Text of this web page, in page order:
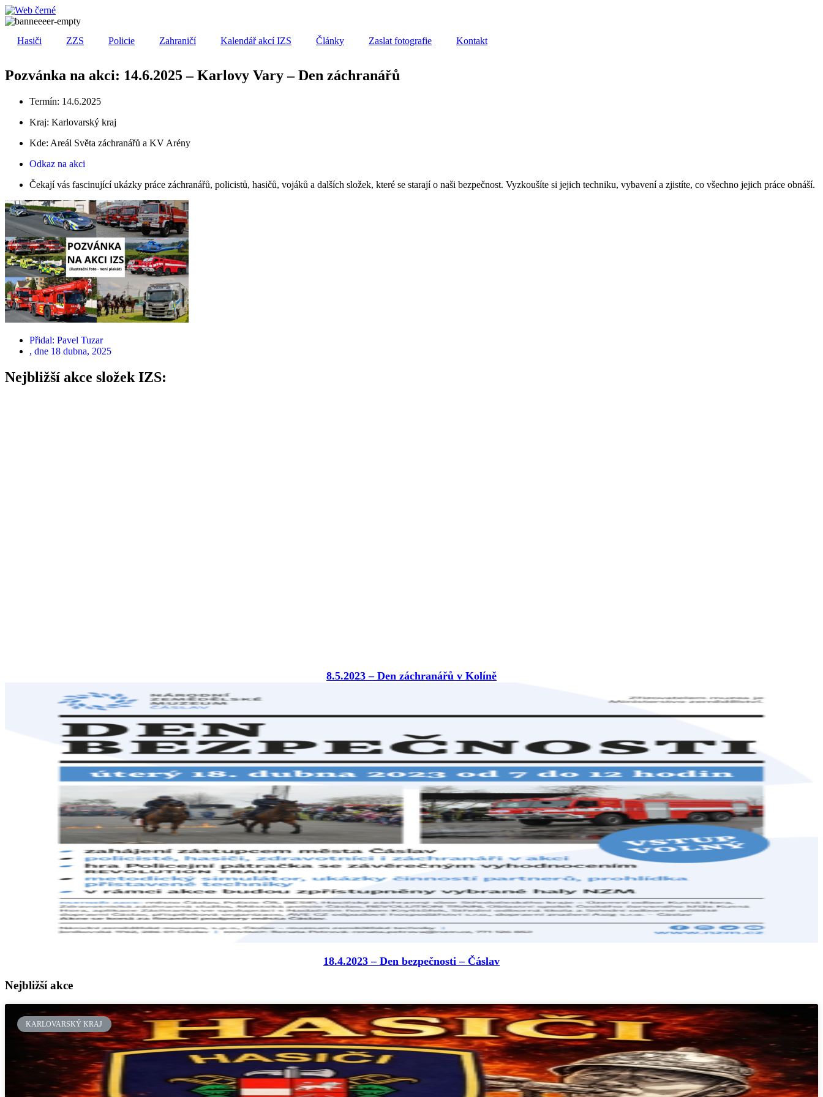
Přejít
k
Hasiči
ZZS Policie Zahraničí Kalendář akcí IZS Články Zaslat fotografie Kontakt
Pozvánka na akci: 14.6.2025 – Karlovy Vary – Den záchranářů
Termín: 14.6.2025
Kraj: Karlovarský kraj
Kde: Areál Světa záchranářů a KV Arény
Odkaz na akci
Čekají vás fascinující ukázky práce záchranářů, policistů, hasičů, vojáků a dalších složek, které se starají o naši bezpečnost. Vyzkoušíte si jejich techniku, vybavení a zjistíte, co všechno jejich práce obnáší.
Přidal: Pavel Tuzar
, dne 18 dubna, 2025
Nejbližší akce složek IZS:
8.5.2023 – Den záchranářů v Kolíně
18.4.2023 – Den bezpečnosti – Čáslav
Nejbližší akce
KARLOVARSKÝ KRAJ